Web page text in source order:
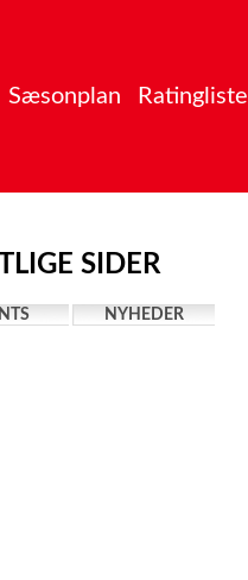
Sæsonplan Ratingliste
SIDER
NYHEDER